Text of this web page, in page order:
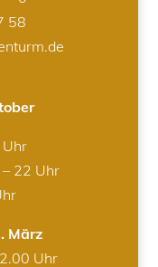
58
22 Uhr
März
Uhr